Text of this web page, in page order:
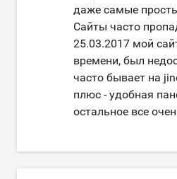
даже самые
Сайты часто
25.03.2017 мой
времени, был
часто бывает на
плюс - удобная
остальное все